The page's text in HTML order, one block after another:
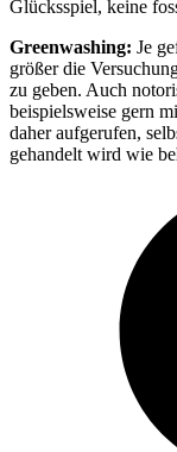
Glücksspiel, keine
Greenwashing: Je
größer die
zu geben. Auch
beispielsweise gern
daher aufgerufen,
gehandelt wird wie